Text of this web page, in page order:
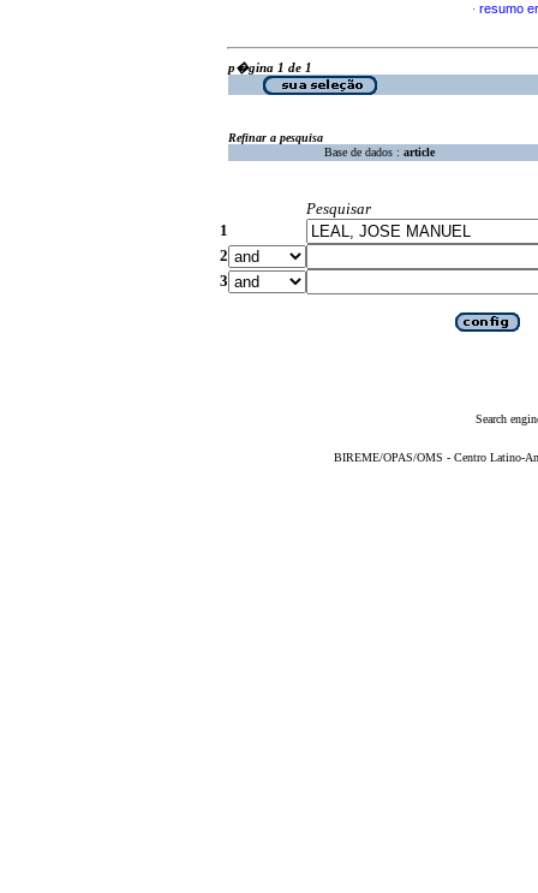
· resumo
p�gina 1 de 1
Refinar a pesquisa
Base de dados : article
Pesquisar
1
2
3
Search
BIREME/OPAS/OMS - Centro Latino-